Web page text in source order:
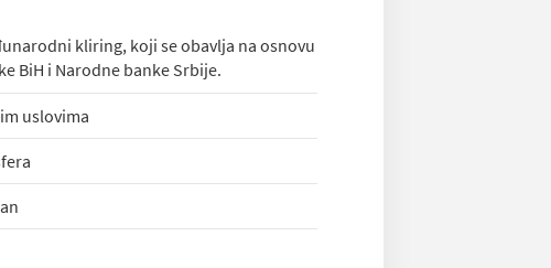
kliring, koji se obavlja na osnovu
BiH i Narodne banke Srbije.
uslovima